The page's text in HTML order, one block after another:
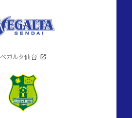
ベガルタ仙台 open_in_new